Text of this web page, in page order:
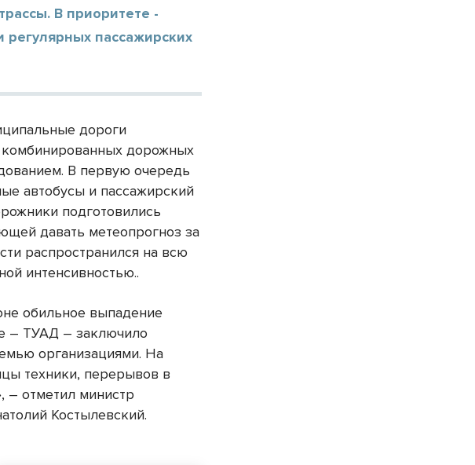
В приоритете -
пассажирских
дороги
дорожных
В первую очередь
автобусы и пассажирский
подготовились
давать метеопрогноз за
распространился на всю
интенсивностью..
обильное выпадение
– ТУАД – заключило
организациями. На
техники, перерывов в
– отметил министр
Костылевский.